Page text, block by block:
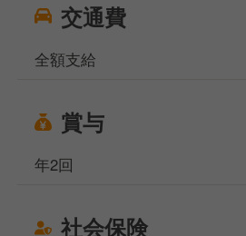
交通費
全額支給
賞与
年2回
社会保険